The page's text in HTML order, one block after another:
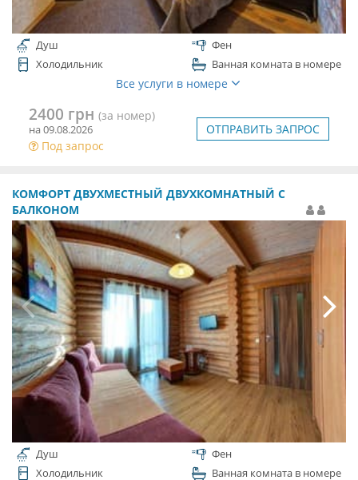
Душ
Фен
Холодильник
Ванная комната в номере
Все услуги в номере
2400 грн (за номер)
на 09.08.2026
Под запрос
ОТПРАВИТЬ ЗАПРОС
КОМФОРТ ДВУХМЕСТНЫЙ ДВУХКОМНАТНЫЙ С
БАЛКОНОМ
Душ
Фен
Холодильник
Ванная комната в номере